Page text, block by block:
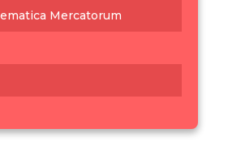
Mercatorum